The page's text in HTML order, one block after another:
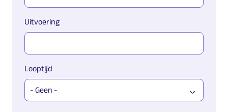
Uitvoering
Looptijd